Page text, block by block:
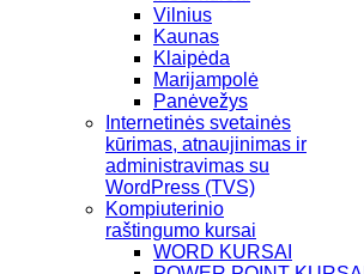
Vilnius
Kaunas
Klaipėda
Marijampolė
Panėvežys
Internetinės svetainės
kūrimas, atnaujinimas ir
administravimas su
WordPress (TVS)
Kompiuterinio
raštingumo kursai
WORD KURSAI